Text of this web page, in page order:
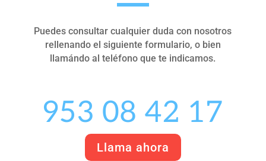
Puedes consultar cualquier duda con nosotros
rellenando el siguiente formulario, o bien
llamándo al teléfono que te indicamos.
953 08 42 17
Llama ahora